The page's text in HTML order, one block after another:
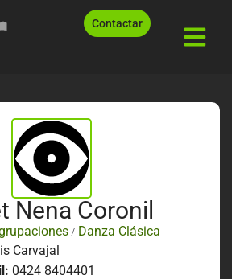
Contactar
Nena Coronil
/ Danza Clásica
Carvajal
0424 8404401